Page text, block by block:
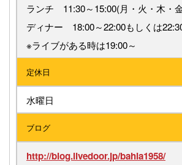
ランチ 11:30～15:00(月・火・木・
ディナー 18:00～22:00もしくは
※ライブがある時は19:00～
定休日
水曜日
ブログ
http://blog.livedoor.jp/bahia1958/